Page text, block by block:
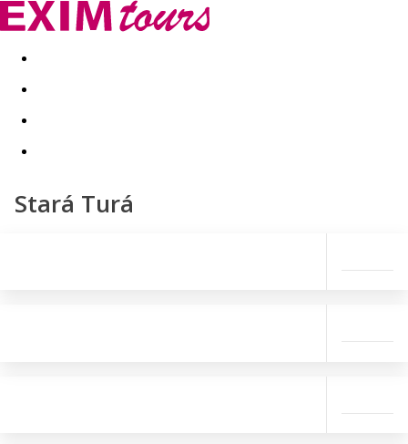
Akční nabídky Last minute
Stará Turá